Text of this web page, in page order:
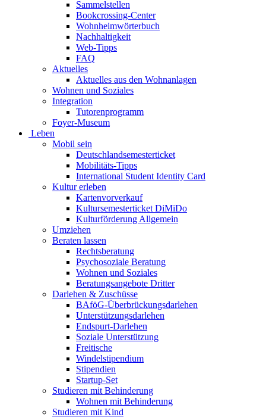
Sammelstellen
Bookcrossing-Center
Wohnheimwörterbuch
Nachhaltigkeit
Web-Tipps
FAQ
Aktuelles
Aktuelles aus den Wohnanlagen
Wohnen und Soziales
Integration
Tutorenprogramm
Foyer-Museum
Leben
Mobil sein
Deutschlandsemesterticket
Mobilitäts-Tipps
International Student Identity Card
Kultur erleben
Kartenvorverkauf
Kultursemesterticket DiMiDo
Kulturförderung Allgemein
Umziehen
Beraten lassen
Rechtsberatung
Psychosoziale Beratung
Wohnen und Soziales
Beratungsangebote Dritter
Darlehen & Zuschüsse
BAföG-Überbrückungsdarlehen
Unterstützungsdarlehen
Endspurt-Darlehen
Soziale Unterstützung
Freitische
Windelstipendium
Stipendien
Startup-Set
Studieren mit Behinderung
Wohnen mit Behinderung
Studieren mit Kind